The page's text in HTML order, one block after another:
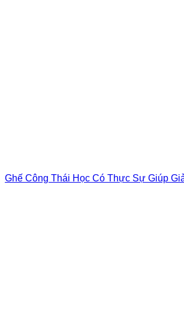
Ghế Công Thái Học Có Thực Sự Giúp